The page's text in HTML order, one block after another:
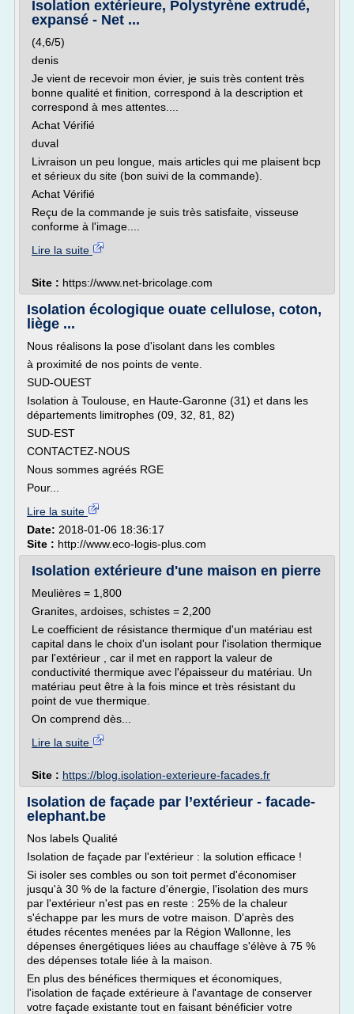
Isolation extérieure, Polystyrène extrudé,
expansé - Net ...
(4,6/5)
denis
Je vient de recevoir mon évier, je suis très content très
bonne qualité et finition, correspond à la description et
correspond à mes attentes....
Achat Vérifié
duval
Livraison un peu longue, mais articles qui me plaisent bcp
et sérieux du site (bon suivi de la commande).
Achat Vérifié
Reçu de la commande je suis très satisfaite, visseuse
conforme à l'image....
Lire la suite
Site : https://www.net-bricolage.com
Isolation écologique ouate cellulose, coton,
liège ...
Nous réalisons la pose d'isolant dans les combles
à proximité de nos points de vente.
SUD-OUEST
Isolation à Toulouse, en Haute-Garonne (31) et dans les
départements limitrophes (09, 32, 81, 82)
SUD-EST
CONTACTEZ-NOUS
Nous sommes agréés RGE
Pour...
Lire la suite
Date: 2018-01-06 18:36:17
Site : http://www.eco-logis-plus.com
Isolation extérieure d'une maison en pierre
Meulières = 1,800
Granites, ardoises, schistes = 2,200
Le coefficient de résistance thermique d'un matériau est
capital dans le choix d'un isolant pour l'isolation thermique
par l'extérieur , car il met en rapport la valeur de
conductivité thermique avec l'épaisseur du matériau. Un
matériau peut être à la fois mince et très résistant du
point de vue thermique.
On comprend dès...
Lire la suite
Site : https://blog.isolation-exterieure-facades.fr
Isolation de façade par l’extérieur - facade-
elephant.be
Nos labels Qualité
Isolation de façade par l'extérieur : la solution efficace !
Si isoler ses combles ou son toit permet d'économiser
jusqu'à 30 % de la facture d'énergie, l'isolation des murs
par l'extérieur n'est pas en reste : 25% de la chaleur
s'échappe par les murs de votre maison. D'après des
études récentes menées par la Région Wallonne, les
dépenses énergétiques liées au chauffage s'élève à 75 %
des dépenses totale liée à la maison.
En plus des bénéfices thermiques et économiques,
l'isolation de façade extérieure à l'avantage de conserver
votre façade existante tout en faisant bénéficier votre